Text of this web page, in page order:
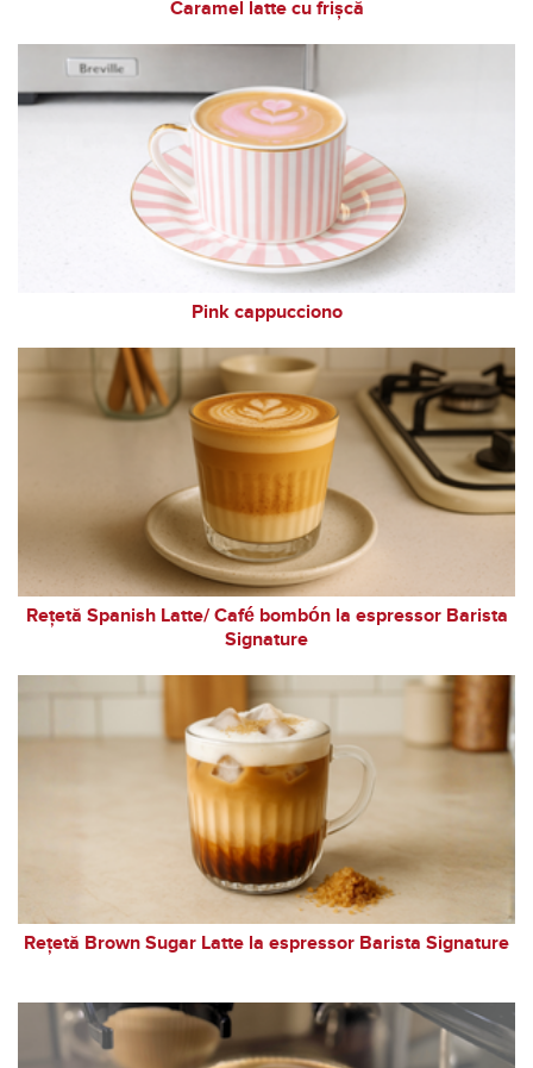
Caramel latte cu frișcă
Pink cappucciono
Rețetă Spanish Latte/ Café bombón la espressor Barista
Signature
Rețetă Brown Sugar Latte la espressor Barista Signature